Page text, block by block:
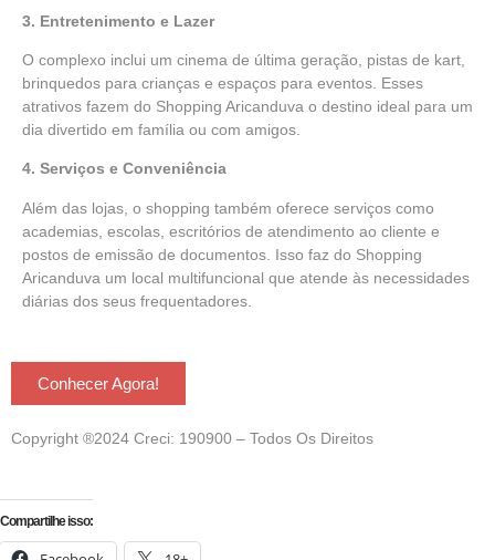
3. Entretenimento e Lazer
O complexo inclui um cinema de última geração, pistas de kart,
brinquedos para crianças e espaços para eventos. Esses
atrativos fazem do Shopping Aricanduva o destino ideal para um
dia divertido em família ou com amigos.
4. Serviços e Conveniência
Além das lojas, o shopping também oferece serviços como
academias, escolas, escritórios de atendimento ao cliente e
postos de emissão de documentos. Isso faz do Shopping
Aricanduva um local multifuncional que atende às necessidades
diárias dos seus frequentadores.
Conhecer Agora!
Copyright ®2024 Creci: 190900 – Todos Os Direitos
Compartilhe isso: